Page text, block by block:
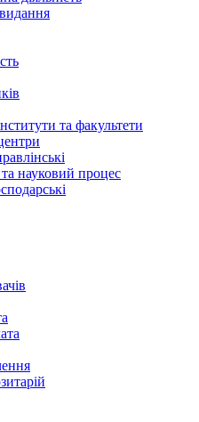
та факультети
науковий процес